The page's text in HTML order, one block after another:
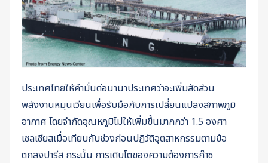
ประเทศไทยให้คำมั่นต่อนานาประเทศว่าจะเพิ่มสัดส่วน
พลังงานหมุนเวียนเพื่อรับมือกับการเปลี่ยนแปลงสภาพภูมิ
อากาศ โดยจำกัดอุณหภูมิไม่ให้เพิ่มขึ้นมากกว่า 1.5 องศา
เซลเซียสเมื่อเทียบกับช่วงก่อนปฏิวัติอุตสาหกรรมตามข้อ
ตกลงปารีส กระนั้น การเติบโตของความต้องการก๊าซ